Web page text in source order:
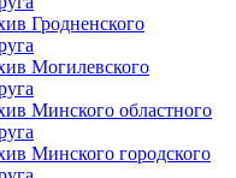
Гродненского
Могилевского
Минского областного
Минского городского